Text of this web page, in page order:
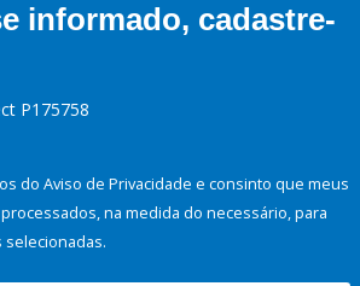
informado, cadastre-
P175758
do Aviso de Privacidade e consinto que meus
na medida do necessário, para
selecionadas.